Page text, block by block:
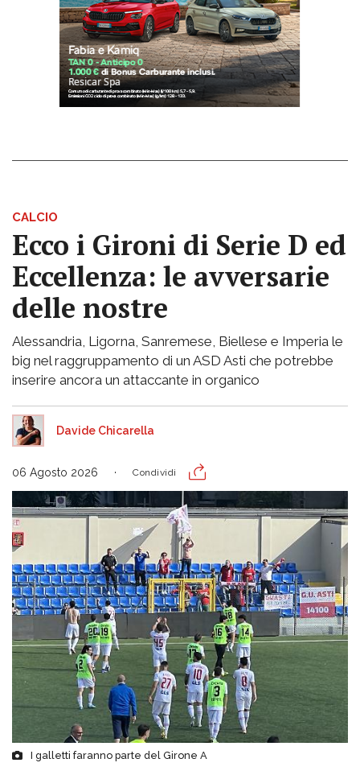
CALCIO
Ecco i Gironi di Serie D ed
Eccellenza: le avversarie
delle nostre
Alessandria, Ligorna, Sanremese, Biellese e Imperia le
big nel raggruppamento di un ASD Asti che potrebbe
inserire ancora un attaccante in organico
Davide Chicarella
06 Agosto 2026 Condividi
I galletti faranno parte del Girone A